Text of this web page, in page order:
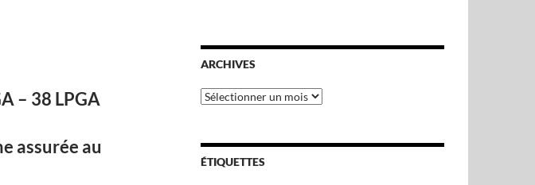
– 38 LPGA
assurée au
ARCHIVES
Archives
ÉTIQUETTES